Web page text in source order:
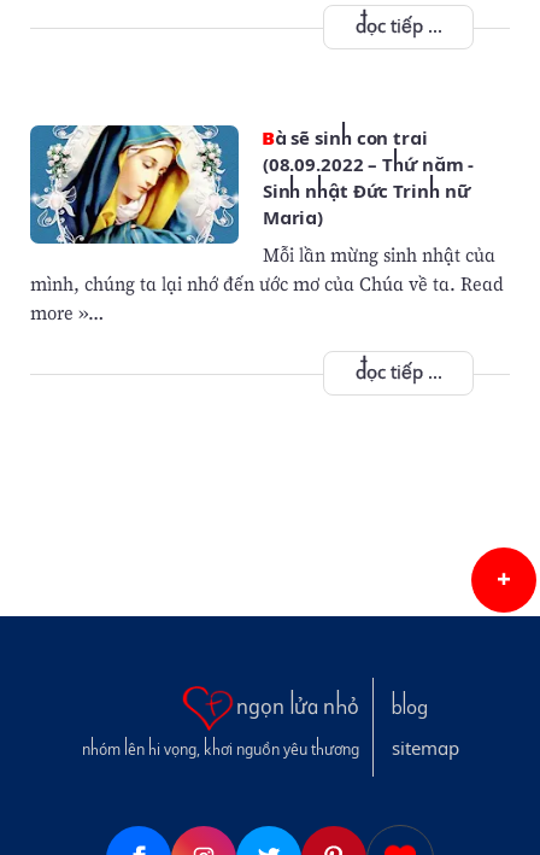
đọc tiếp ...
Bà sẽ sinh con trai
(08.09.2022 – Thứ năm -
Sinh nhật Đức Trinh nữ
Maria)
Mỗi lần mừng sinh nhật của
mình, chúng ta lại nhớ đến ước mơ của Chúa về ta. Read
more »…
đọc tiếp ...
ngọn lửa nhỏ
nhóm lên hi vọng, khơi nguồn yêu thương
blog
sitemap